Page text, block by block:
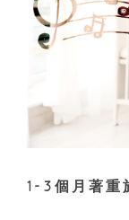
1-3個月著重